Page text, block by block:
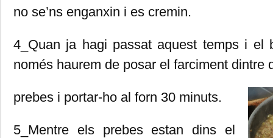
no se’ns enganxin i es cremin.
4_Quan ja hagi passat aquest temps i el
només haurem de posar el farciment dintre
prebes i portar-ho al forn 30 minuts.
5_Mentre els prebes estan dins el